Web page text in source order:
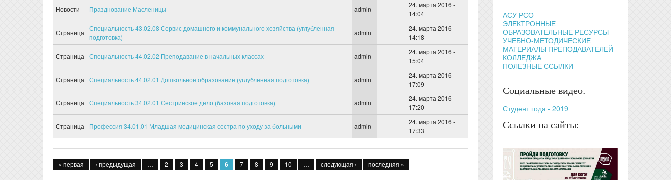
Новости Празднование Масленицы admin
24. марта 2016 -
14:04
Страница
Специальность 43.02.08 Сервис домашнего и коммунального хозяйства (углубленная
подготовка)
admin
24. марта 2016 -
14:18
Страница Специальность 44.02.02 Преподавание в начальных классах admin
24. марта 2016 -
15:04
Страница Специальность 44.02.01 Дошкольное образование (углубленная подготовка) admin
24. марта 2016 -
17:09
Страница Специальность 34.02.01 Сестринское дело (базовая подготовка) admin
24. марта 2016 -
17:20
Страница Профессия 34.01.01 Младшая медицинская сестра по уходу за больными admin
24. марта 2016 -
17:33
« первая ‹ предыдущая … 2 3 4 5 6 7 8 9 10 … следующая › последняя »
АСУ РСО
ЭЛЕКТРОННЫЕ
ОБРАЗОВАТЕЛЬНЫЕ РЕСУРСЫ
УЧЕБНО-МЕТОДИЧЕСКИЕ
МАТЕРИАЛЫ ПРЕПОДАВАТЕЛЕЙ
КОЛЛЕДЖА
ПОЛЕЗНЫЕ ССЫЛКИ
Социальные видео:
Студент года - 2019
Ссылки на сайты: